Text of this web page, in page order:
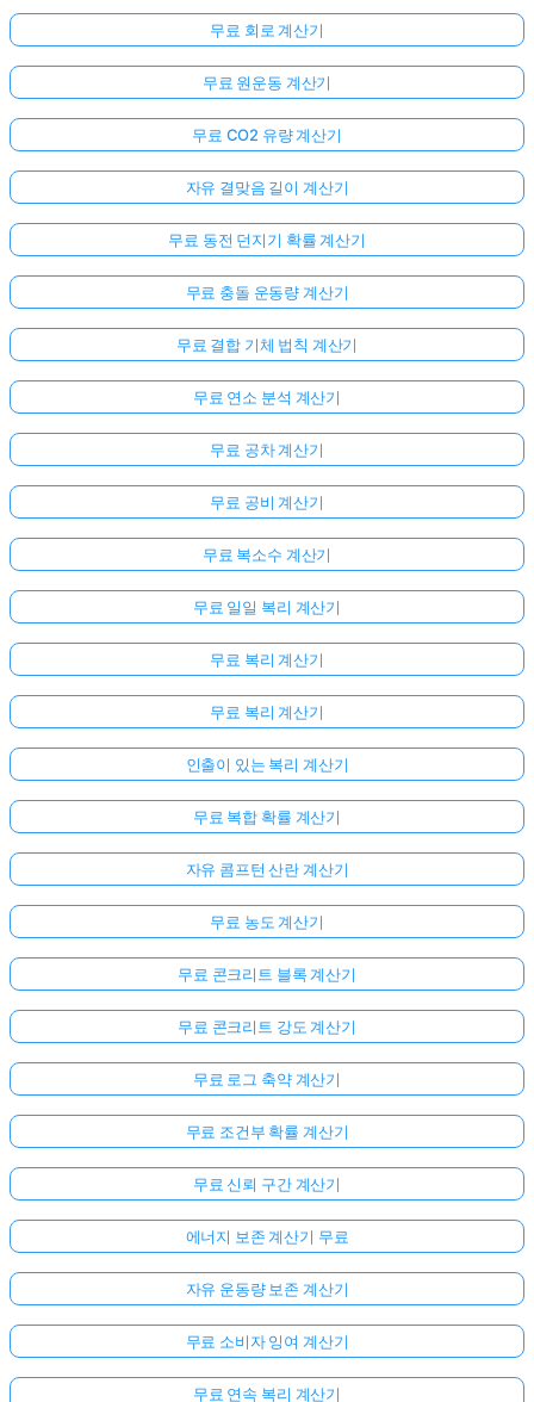
무료 회로 계산기
무료 원운동 계산기
무료 CO2 유량 계산기
자유 결맞음 길이 계산기
무료 동전 던지기 확률 계산기
무료 충돌 운동량 계산기
무료 결합 기체 법칙 계산기
무료 연소 분석 계산기
무료 공차 계산기
무료 공비 계산기
무료 복소수 계산기
무료 일일 복리 계산기
무료 복리 계산기
무료 복리 계산기
인출이 있는 복리 계산기
무료 복합 확률 계산기
자유 콤프턴 산란 계산기
무료 농도 계산기
무료 콘크리트 블록 계산기
무료 콘크리트 강도 계산기
무료 로그 축약 계산기
무료 조건부 확률 계산기
무료 신뢰 구간 계산기
에너지 보존 계산기 무료
자유 운동량 보존 계산기
무료 소비자 잉여 계산기
무료 연속 복리 계산기